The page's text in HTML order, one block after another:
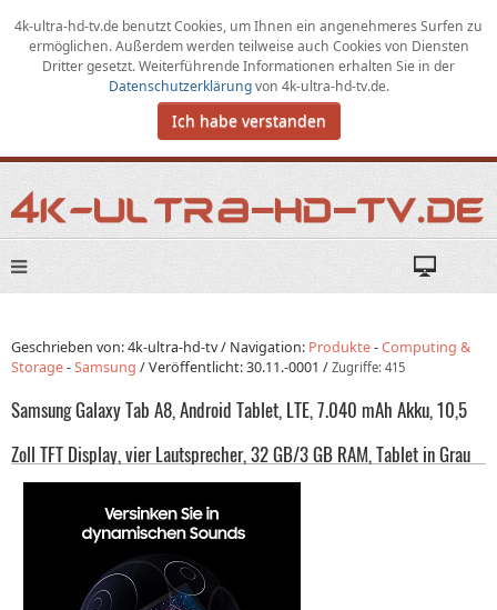
4k-ultra-hd-tv.de benutzt Cookies, umIhnen ein angenehmeres Surfen zu
ermöglichen.Außerdem werden teilweise auch Cookies von Diensten
Dritter gesetzt. Weiterführende Informationen erhalten Sie in der
Datenschutzerklärungvon 4k-ultra-hd-tv.de.
Ich habe verstanden
Geschrieben von: 4k-ultra-hd-tv / Navigation: Produkte-Computing &
Storage-Samsung /Veröffentlicht:30.11.-0001 / Zugriffe: 415
Samsung Galaxy Tab A8, Android Tablet, LTE, 7.040 mAh Akku, 10,5
Zoll TFT Display, vier Lautsprecher, 32 GB/3 GB RAM, Tablet in Grau